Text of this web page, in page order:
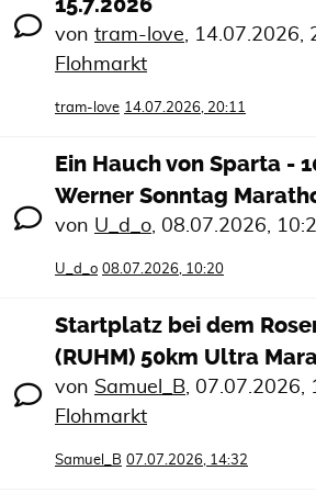
von tram-love, 14.07.2026,
Flohmarkt
tram-love 14.07.2026, 20:11
Ein Hauch von Sparta -
Werner Sonntag
von U_d_o, 08.07.2026,
U_d_o 08.07.2026, 10:20
Startplatz bei dem
(RUHM) 50km Ultra
von Samuel_B, 07.07.2026,
Flohmarkt
Samuel_B 07.07.2026, 14:32